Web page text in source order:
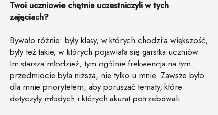
Twoi uczniowie chętnie uczestniczyli w tych
zajęciach?
Bywało różnie: były klasy, w których chodziła większość,
były też takie, w których pojawiała się garstka uczniów.
Im starsza młodzież, tym ogólnie frekwencja na tym
przedmiocie była niższa, nie tylko u mnie. Zawsze było
dla mnie priorytetem, aby poruszać tematy, które
dotyczyły młodych i których akurat potrzebowali.